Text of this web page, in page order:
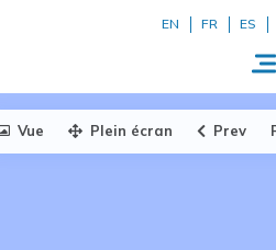
EN FR ES
Vue Plein écran Prev